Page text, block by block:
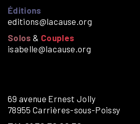
Éditions
editions@lacause.org
Solos & Couples
isabelle@lacause.org
69 avenue Ernest Jolly
78955 Carrières-sous-Poissy